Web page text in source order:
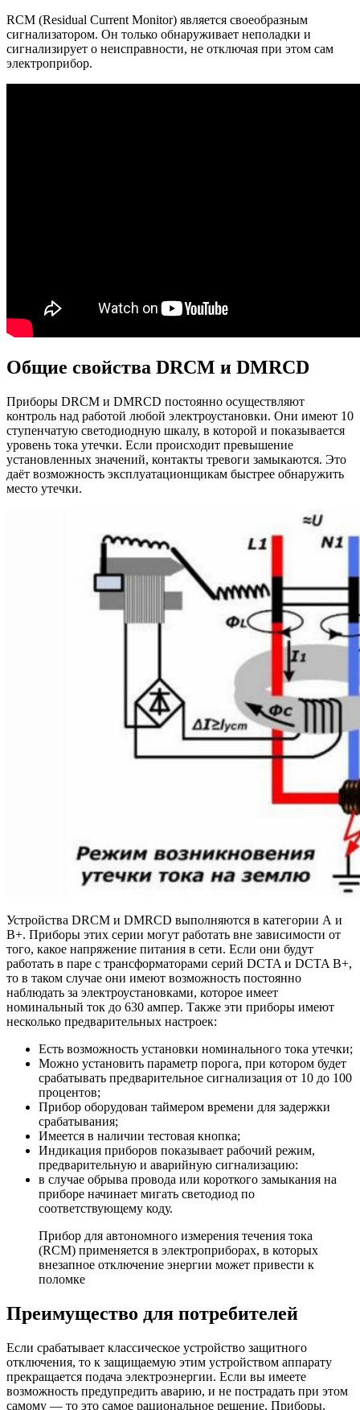
RCM (Residual Current Monitor) является своеобразным
сигнализатором. Он только обнаруживает неполадки и
сигнализирует о неисправности, не отключая при этом сам
электроприбор.
Общие свойства DRCM и DMRCD
Приборы DRCM и DMRCD постоянно осуществляют
контроль над работой любой электроустановки. Они имеют 10
ступенчатую светодиодную шкалу, в которой и показывается
уровень тока утечки. Если происходит превышение
установленных значений, контакты тревоги замыкаются. Это
даёт возможность эксплуатационщикам быстрее обнаружить
место утечки.
Устройства DRCM и DMRCD выполняются в категории А и
В+. Приборы этих серии могут работать вне зависимости от
того, какое напряжение питания в сети. Если они будут
работать в паре с трансформаторами серий DCTA и DCTA В+,
то в таком случае они имеют возможность постоянно
наблюдать за электроустановками, которое имеет
номинальный ток до 630 ампер. Также эти приборы имеют
несколько предварительных настроек:
Есть возможность установки номинального тока утечки;
Можно установить параметр порога, при котором будет
срабатывать предварительное сигнализация от 10 до 100
процентов;
Прибор оборудован таймером времени для задержки
срабатывания;
Имеется в наличии тестовая кнопка;
Индикация приборов показывает рабочий режим,
предварительную и аварийную сигнализацию:
в случае обрыва провода или короткого замыкания на
приборе начинает мигать светодиод по
соответствующему коду.
Прибор для автономного измерения течения тока
(RCM) применяется в электроприборах, в которых
внезапное отключение энергии может привести к
поломке
Преимущество для потребителей
Если срабатывает классическое устройство защитного
отключения, то к защищаемую этим устройством аппарату
прекращается подача электроэнергии. Если вы имеете
возможность предупредить аварию, и не пострадать при этом
самому — то это самое рациональное решение. Приборы,